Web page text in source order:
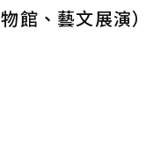
館、藝文展演